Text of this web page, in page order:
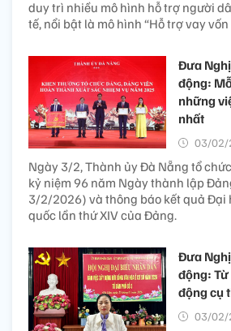
duy trì nhiều mô hình hỗ trợ người
tế, nổi bật là mô hình “Hỗ trợ vay vốn
Đưa
động:
những
nhất
03/02/
Ngày 3/2, Thành ủy Đà Nẵng tổ
kỷ niệm 96 năm Ngày thành lập
3/2/2026) và thông báo kết quả Đại
quốc lần thứ XIV của Đảng.
Đưa
động:
động cụ
03/02/